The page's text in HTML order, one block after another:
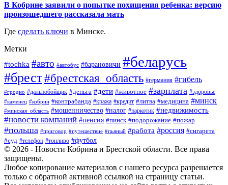
В Кобрине заявили о попытке похищения ребенка: версию
произошедшего рассказала мать
Где сделать ключи в Минске.
Метки
#tochka #авто #автобус #барановичи #беларусь
#брест#брестская_область #германия #гибель
#гродно #дальнобойщик #деньга #дети #животное #зарплата #здоровье
#каменец #кобрин #контрабанда #кража #кредит #литва #медицина #минск
#минская_область #мошенничество #налог #наркотик #недвижимость
#новости компаний #пенсия #пинск #подорожание #пожар
#польша #приговор #путешествие #пьяный #работа #россия #сигарета
#суд #телефон #топливо #футбол
© 2026 - Новости Кобрина и Брестской области. Все права
защищены.
Любое копирование материалов с нашего ресурса разрешается
только с обратной активной ссылкой на страницу статьи.